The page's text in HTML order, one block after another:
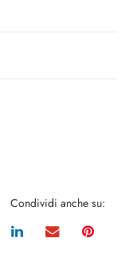
Condividi anche su: